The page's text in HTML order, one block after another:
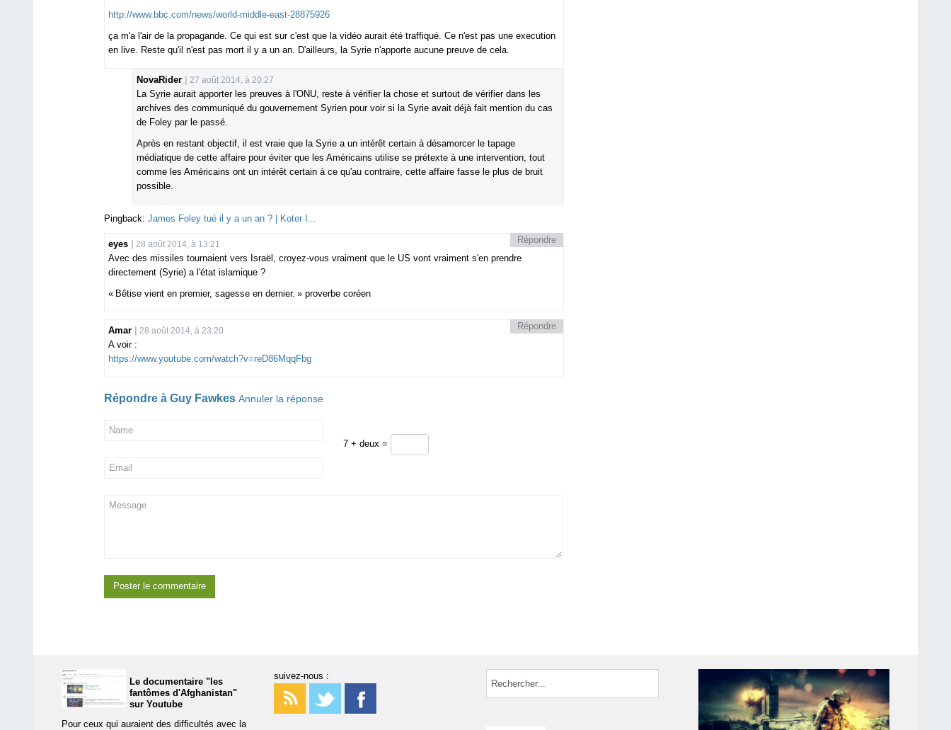
http://www.bbc.com/news/world-middle-east-28875926
ça m'a l'air de la propagande. Ce qui est sur c'est que la vidéo aurait été traffiqué. Ce n'est pas une execution
en live. Reste qu'il n'est pas mort il y a un an. D'ailleurs, la Syrie n'apporte aucune preuve de cela.
NovaRider 27 août 2014, à 20:27
La Syrie aurait apporter les preuves à l'ONU, reste à vérifier la chose et surtout de vérifier dans les
archives des communiqué du gouvernement Syrien pour voir si la Syrie avait déjà fait mention du cas
de Foley par le passé.
Après en restant objectif, il est vraie que la Syrie a un intérêt certain à désamorcer le tapage
médiatique de cette affaire pour éviter que les Américains utilise se prétexte à une intervention, tout
comme les Américains ont un intérêt certain à ce qu'au contraire, cette affaire fasse le plus de bruit
possible.
Pingback: James Foley tué il y a un an ? | Koter I...
eyes 28 août 2014, à 13:21
Avec des missiles tournaient vers Israël, croyez-vous vraiment que le US vont vraiment s'en prendre
directement (Syrie) a l'état islamique ?
« Bêtise vient en premier, sagesse en dernier. » proverbe coréen
Répondre
Amar 28 août 2014, à 23:20
A voir :
https://www.youtube.com/watch?v=reD86MqqFbg
Répondre
Répondre à Guy Fawkes Annuler la réponse
7 + deux =
Le documentaire "les
fantômes d'Afghanistan"
sur Youtube
Pour ceux qui auraient des difficultés avec la
suivez-nous :